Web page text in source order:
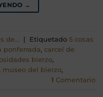
→
de... Etiquetado 5 cosas
ponferrada, carcel de
bierzo,
museo del bierzo,
1 Comentario